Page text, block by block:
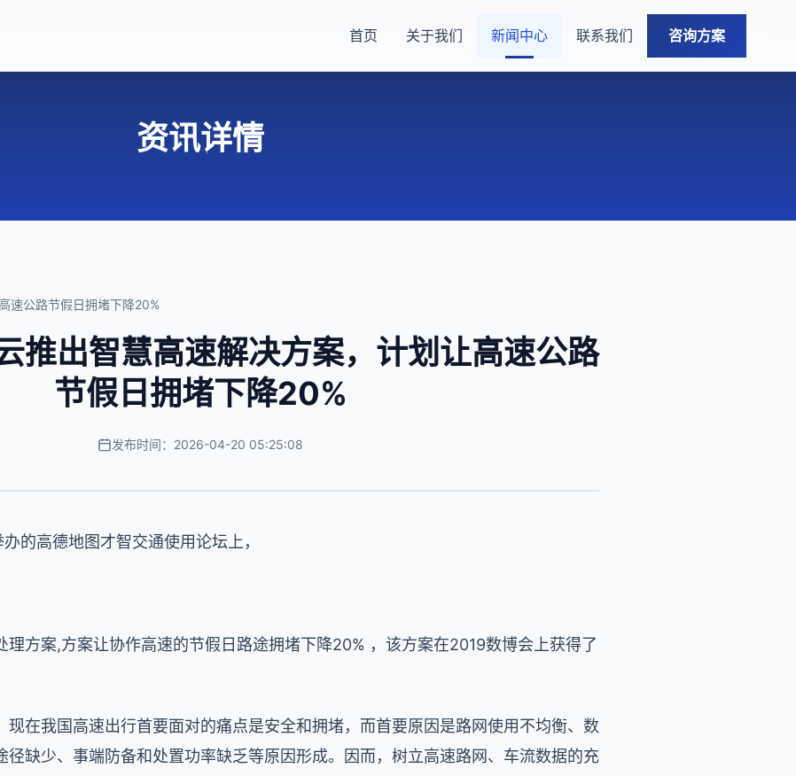
首页 关于我们 新闻中心 联系我们 咨询方案
资讯详情
速公路节假日拥堵下降20%
推出智慧高速解决方案，计划让高速公路
节假日拥堵下降20%
发布时间：2026-04-20 05:25:08
的高德地图才智交通使用论坛上，
理方案,方案让协作高速的节假日路途拥堵下降20% ，该方案在2019数博会上获得了
现在我国高速出行首要面对的痛点是安全和拥堵，而首要原因是路网使用不均衡、数
径缺少、事端防备和处置功率缺乏等原因形成。因而，树立高速路网、车流数据的充